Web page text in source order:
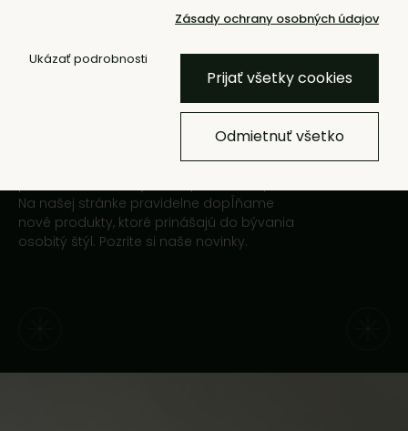
Novinky
Pretože pekný priestor robí
Zariaďovanie nie je vždy o veľkých
Na našej stránke pravidelne dopĺňame
nové produkty, ktoré prinášajú do bývania
osobitý štýl. Pozrite si naše novinky.
Zásady ochrany osobných údajov
Ukázať podrobnosti
Prijať všetky cookies
Odmietnuť všetko